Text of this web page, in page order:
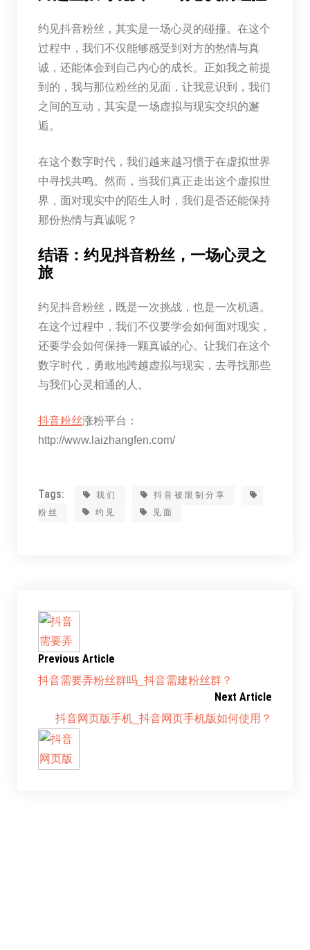
约见抖音粉丝，其实是一场心灵的碰撞。在这个
过程中，我们不仅能够感受到对方的热情与真
诚，还能体会到自己内心的成长。正如我之前提
到的，我与那位粉丝的见面，让我意识到，我们
之间的互动，其实是一场虚拟与现实交织的邂
逅。
在这个数字时代，我们越来越习惯于在虚拟世界
中寻找共鸣。然而，当我们真正走出这个虚拟世
界，面对现实中的陌生人时，我们是否还能保持
那份热情与真诚呢？
结语：约见抖音粉丝，一场心灵之
旅
约见抖音粉丝，既是一次挑战，也是一次机遇。
在这个过程中，我们不仅要学会如何面对现实，
还要学会如何保持一颗真诚的心。让我们在这个
数字时代，勇敢地跨越虚拟与现实，去寻找那些
与我们心灵相通的人。
抖音粉丝涨粉平台：
http://www.laizhangfen.com/
Tags: 我们
抖音被限制分享
粉丝
约见 见面
Previous Article
抖音需要弄粉丝群吗_抖音需建粉丝群？
Next Article
抖音网页版手机_抖音网页手机版如何使用？